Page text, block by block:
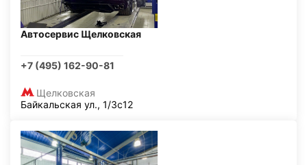
Автосервис Щелковская
+7 (495) 162-90-81
Щелковская
Байкальская ул., 1/3с12